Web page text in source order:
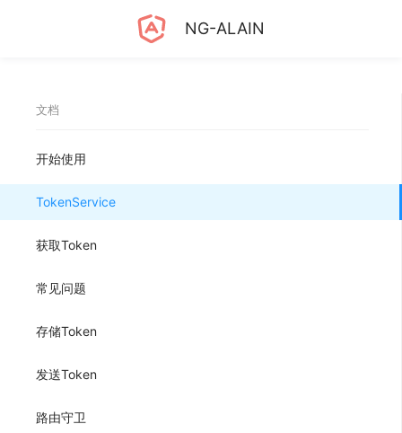
NG-ALAIN
文档
开始使用
TokenService
获取Token
常见问题
存储Token
发送Token
路由守卫